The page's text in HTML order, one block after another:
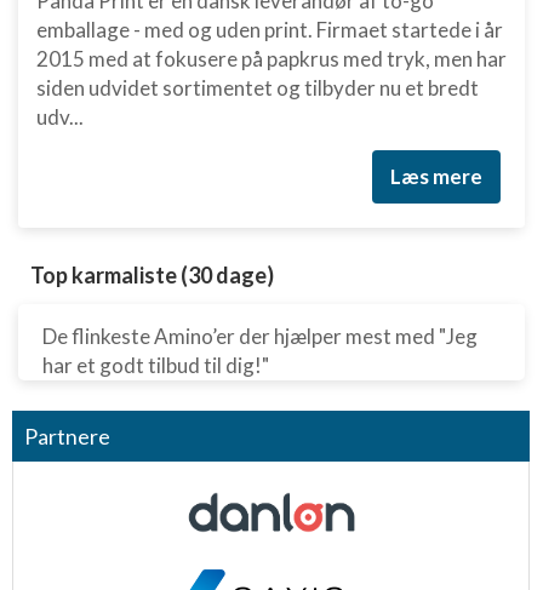
emballage - med og uden print. Firmaet startede i år
2015 med at fokusere på papkrus med tryk, men har
siden udvidet sortimentet og tilbyder nu et bredt
udv...
Læs mere
Top karmaliste (30 dage)
De flinkeste Amino’er der hjælper mest med "Jeg
har et godt tilbud til dig!"
Partnere